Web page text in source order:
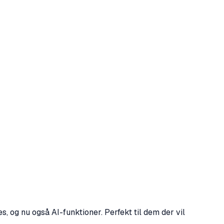
og nu også AI-funktioner. Perfekt til dem der vil